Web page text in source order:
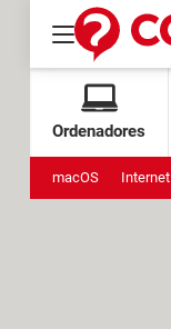
Ordenadores
macOS Internet